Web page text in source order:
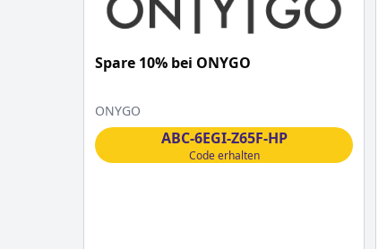
Spare 10% bei ONYGO
ONYGO
ABC-6EGI-Z65F-HP
Code erhalten